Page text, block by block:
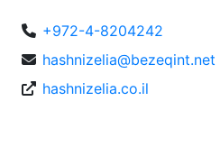
+972-4-8204242
hashnizelia@bezeqint.net
hashnizelia.co.il